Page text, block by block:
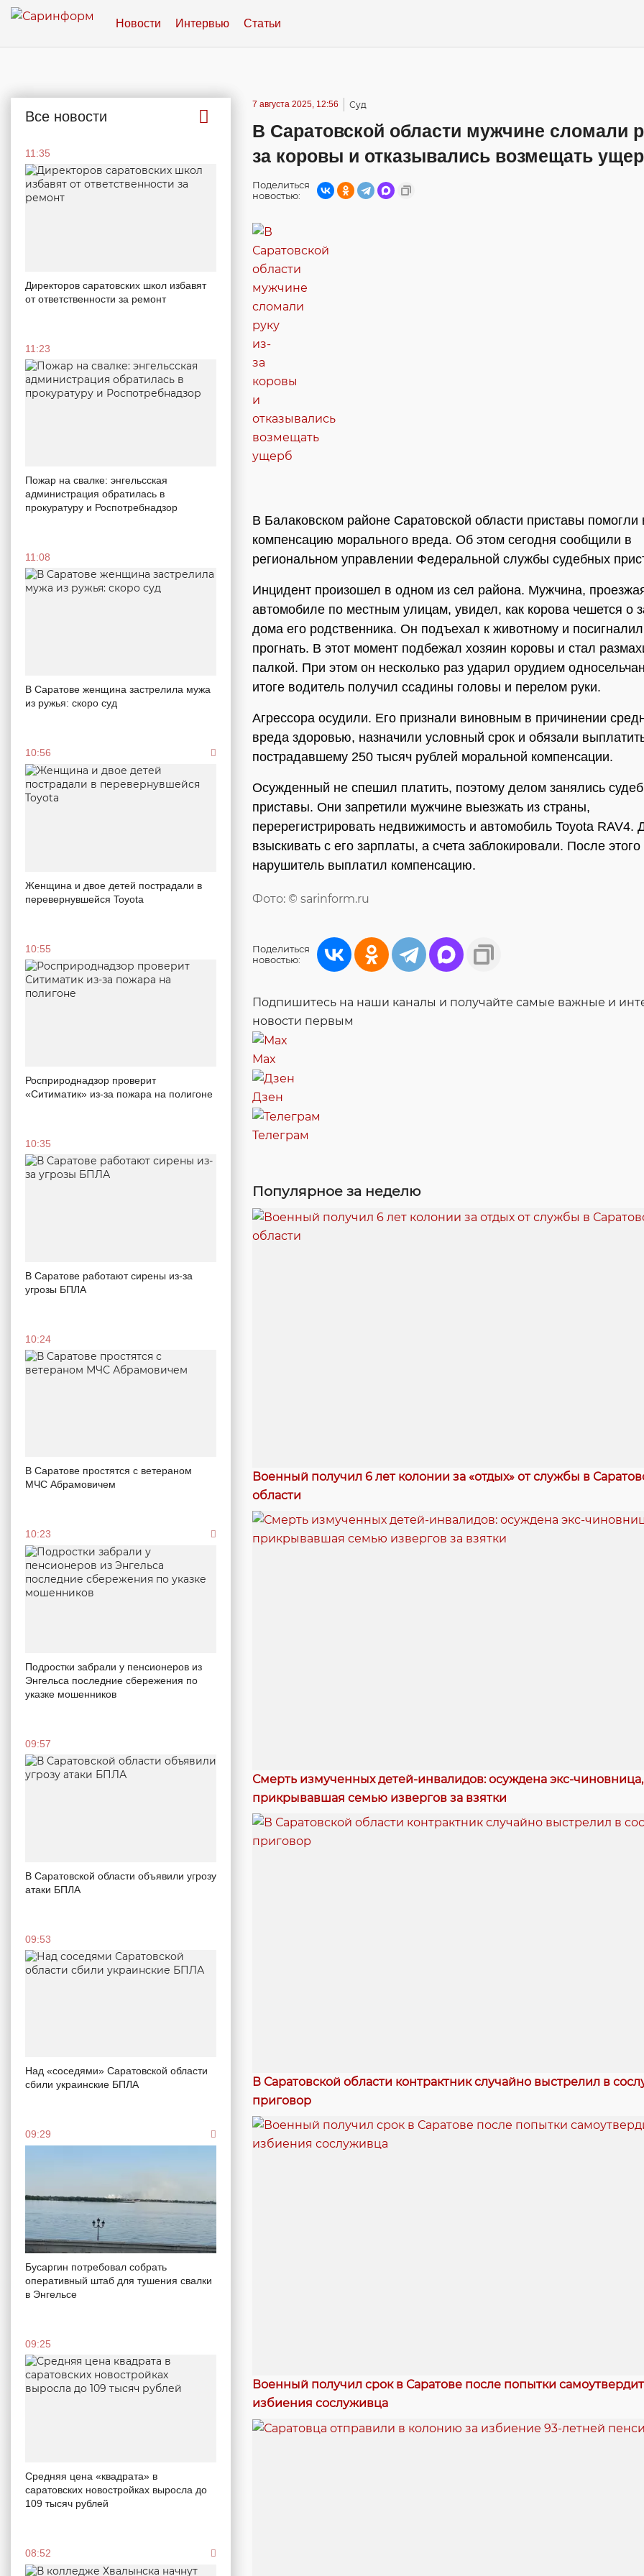
Новости Интервью Статьи
Все новости
11:35
Директоров саратовских школ избавят
от ответственности за ремонт
11:23
Пожар на свалке: энгельсская
администрация обратилась в
прокуратуру и Роспотребнадзор
11:08
В Саратове женщина застрелила мужа
из ружья: скоро суд
10:56
Женщина и двое детей пострадали в
перевернувшейся Toyota
10:55
Росприроднадзор проверит
«Ситиматик» из-за пожара на полигоне
10:35
В Саратове работают сирены из-за
угрозы БПЛА
10:24
В Саратове простятся с ветераном
МЧС Абрамовичем
10:23
Подростки забрали у пенсионеров из
Энгельса последние сбережения по
указке мошенников
09:57
В Саратовской области объявили угрозу
атаки БПЛА
09:53
Над «соседями» Саратовской области
сбили украинские БПЛА
09:29
Бусаргин потребовал собрать
оперативный штаб для тушения свалки
в Энгельсе
09:25
Средняя цена «квадрата» в
саратовских новостройках выросла до
109 тысяч рублей
08:52
7 августа 2025, 12:56 Суд
В Саратовской области мужчине сломали
за коровы и отказывались возмещать
Поделиться
новостью:
В Балаковском районе Саратовской области приставы помогли
компенсацию морального вреда. Об этом сегодня сообщили в
региональном управлении Федеральной службы судебных
Инцидент произошел в одном из сел района. Мужчина,
автомобиле по местным улицам, увидел, как корова чешется о
дома его родственника. Он подъехал к животному и
прогнать. В этот момент подбежал хозяин коровы и стал
палкой. При этом он несколько раз ударил орудием
итоге водитель получил ссадины головы и перелом руки.
Агрессора осудили. Его признали виновным в причинении
вреда здоровью, назначили условный срок и обязали
пострадавшему 250 тысяч рублей моральной компенсации.
Осужденный не спешил платить, поэтому делом занялись
приставы. Они запретили мужчине выезжать из страны,
перерегистрировать недвижимость и автомобиль Toyota RAV4.
взыскивать с его зарплаты, а счета заблокировали. После этого
нарушитель выплатил компенсацию.
Фото: © sarinform.ru
Поделиться
новостью:
Подпишитесь на наши каналы и получайте самые важные и
новости первым
Max
Дзен
Телеграм
Популярное за неделю
Военный получил 6 лет колонии за «отдых» от службы в
области
Смерть измученных детей-инвалидов: осуждена экс-чиновница,
прикрывавшая семью извергов за взятки
В Саратовской области контрактник случайно выстрелил в
приговор
Военный получил срок в Саратове после попытки
избиения сослуживца